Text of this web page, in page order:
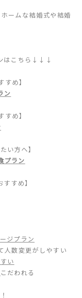
ームな結婚式や結婚
はこちら↓↓↓
め】
ン
め】
い方へ】
プラン
すめ】
ジプラン
人数変更がしやすい
い
こだわれる